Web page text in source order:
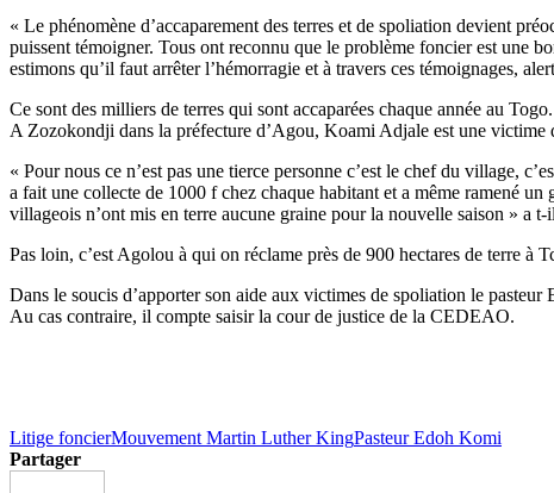
« Le phénomène d’accaparement des terres et de spoliation devient
puissent témoigner. Tous ont reconnu que le problème foncier est une
estimons qu’il faut arrêter l’hémorragie et à travers ces témoignages,
Ce sont des milliers de terres qui sont accaparées chaque année au
A Zozokondji dans la préfecture d’Agou, Koami Adjale est une victime
« Pour nous ce n’est pas une tierce personne c’est le chef du village,
a fait une collecte de 1000 f chez chaque habitant et a même ramené
villageois n’ont mis en terre aucune graine pour la nouvelle saison » a t-
Pas loin, c’est Agolou à qui on réclame près de 900 hectares de terre à
Dans le soucis d’apporter son aide aux victimes de spoliation le
Au cas contraire, il compte saisir la cour de justice de la CEDEAO.
Litige foncierMouvement Martin Luther KingPasteur Edoh Komi
Partager